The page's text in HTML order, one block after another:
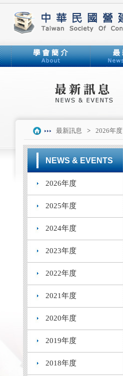
最新訊息 > 2026年度
NEWS & EVENTS
2026年度
2025年度
2024年度
2023年度
2022年度
2021年度
2020年度
2019年度
2018年度